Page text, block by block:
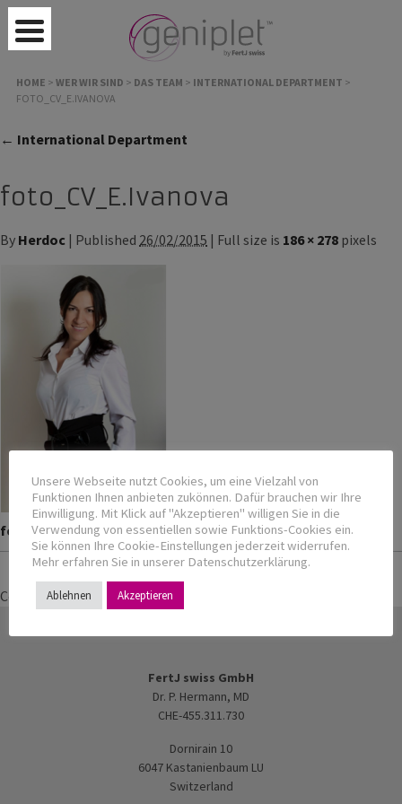
HOME > WER WIR SIND > DAS TEAM > INTERNATIONAL DEPARTMENT >
FOTO_CV_E.IVANOVA
← International Department
foto_CV_E.Ivanova
By Herdoc | Published 26/02/2015 | Full size is 186 × 278 pixels
foto_cortaCV_E.Ivanova
Bookmark thepermalink.
Comments are closed.
FertJ swiss GmbH
Dr. P. Hermann, MD
CHE-455.311.730
Dornirain 10
6047 Kastanienbaum LU
Switzerland
Unsere Webseite nutzt Cookies, um eine Vielzahl von
Funktionen Ihnen anbieten zukönnen. Dafür brauchen wir Ihre
Einwilligung. Mit Klick auf "Akzeptieren" willigen Sie in die
Verwendung von essentiellen sowie Funktions-Cookies ein.
Sie können Ihre Cookie-Einstellungen jederzeit widerrufen.
Mehr erfahren Sie in unserer Datenschutzerklärung.
Ablehnen Akzeptieren